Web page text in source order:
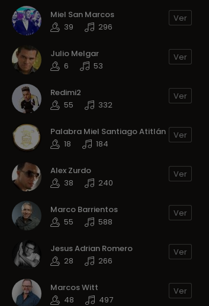
Miel San Marcos
39
296
Ver
Julio Melgar
6
53
Ver
Redimi2
55
332
Ver
Palabra Miel Santiago Atitlán
18
184
Ver
Alex Zurdo
38
240
Ver
Marco Barrientos
55
588
Ver
Jesus Adrian Romero
28
266
Ver
Marcos Witt
48
497
Ver